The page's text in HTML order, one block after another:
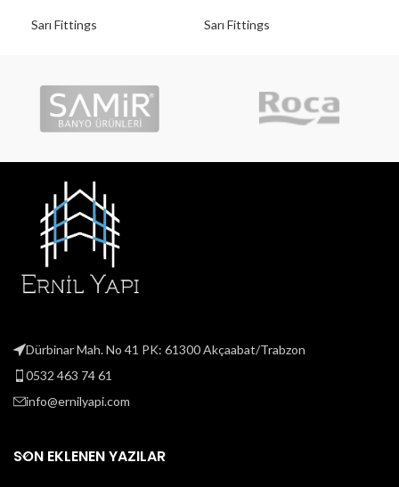
Sarı Fittings Sarı Fittings
Dürbinar Mah. No 41 PK: 61300 Akçaabat/Trabzon
0532 463 74 61
info@ernilyapi.com
SON EKLENEN YAZILAR